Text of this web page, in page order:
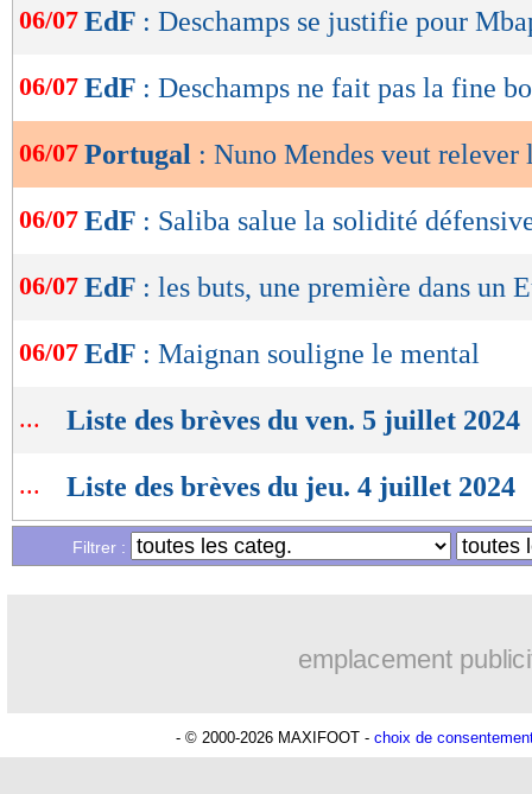
de
OK
06/07 EdF : Deschamps se justifie pour
06/07 EdF : Deschamps ne fait pas la fine
06/07 Portugal : Nuno Mendes veut relever
06/07 EdF : Saliba salue la solidité
06/07 EdF : les buts, une première dans un
06/07 EdF : Maignan souligne le mental
... Liste des brèves du ven. 5 juillet 2024
... Liste des brèves du jeu. 4 juillet 2024
Filtrer :
emplacement
- © 2000-2026 MAXIFOOT - choix de